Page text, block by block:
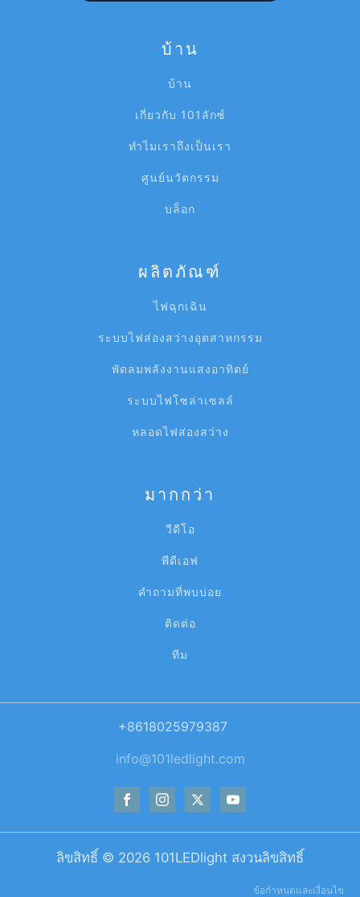
บ้าน
บ้าน
เกี่ยวกับ 101ลักซ์
ทำไมเราถึงเป็นเรา
ศูนย์นวัตกรรม
บล็อก
ผลิตภัณฑ์
ไฟฉุกเฉิน
ระบบไฟส่องสว่างอุตสาหกรรม
พัดลมพลังงานแสงอาทิตย์
ระบบไฟโซล่าเซลล์
หลอดไฟส่องสว่าง
มากกว่า
วีดีโอ
พีดีเอฟ
คำถามที่พบบ่อย
ติดต่อ
ทีม
+8618025979387
info@101ledlight.com
ลิขสิทธิ์ © 2026 101LEDlight สงวนลิขสิทธิ์
ข้อกำหนดและเงื่อนไข